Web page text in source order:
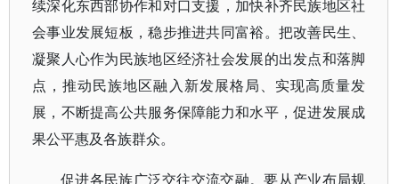
续深化东西部协作和对口支援，加快补齐民族地区社
会事业发展短板，稳步推进共同富裕。把改善民生、
凝聚人心作为民族地区经济社会发展的出发点和落脚
点，推动民族地区融入新发展格局、实现高质量发
展，不断提高公共服务保障能力和水平，促进发展成
果公平惠及各族群众。
促进各民族广泛交往交流交融。要从产业布局规